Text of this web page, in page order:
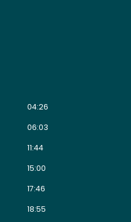
04:26
06:03
11:44
15:00
17:46
18:55